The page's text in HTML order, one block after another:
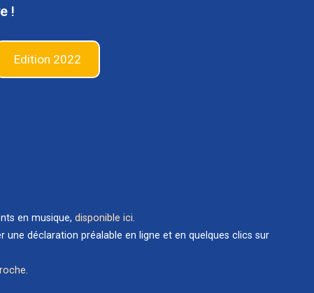
!
Edition 2022
en musique, disponible ici.
déclaration préalable en ligne et en quelques clics sur
.